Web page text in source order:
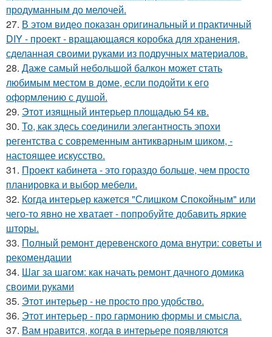
продуманным до мелочей.
27. В этом видео показан оригинальный и практичный
DIY - проект - вращающаяся коробка для хранения,
сделанная своими руками из подручных материалов.
28. Даже самый небольшой балкон может стать
любимым местом в доме, если подойти к его
оформлению с душой.
29. Этот изящный интерьер площадью 54 кв.
30. То, как здесь соединили элегантность эпохи
регентства с современным антикварным шиком, -
настоящее искусство.
31. Проект кабинета - это гораздо больше, чем просто
планировка и выбор мебели.
32. Когда интерьер кажется "Слишком Спокойным" или
чего-то явно не хватает - попробуйте добавить яркие
шторы.
33. Полный ремонт деревенского дома внутри: советы и
рекомендации
34. Шаг за шагом: как начать ремонт дачного домика
своими руками
35. Этот интерьер - не просто про удобство.
36. Этот интерьер - про гармонию формы и смысла.
37. Вам нравится, когда в интерьере появляются